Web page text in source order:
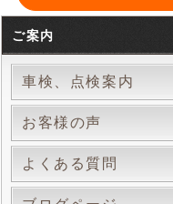
ご案内
車検、点検案内
お客様の声
よくある質問